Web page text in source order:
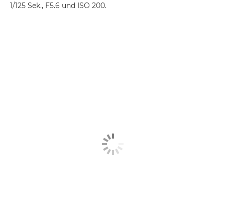
1/125 Sek., F5.6 und ISO 200.